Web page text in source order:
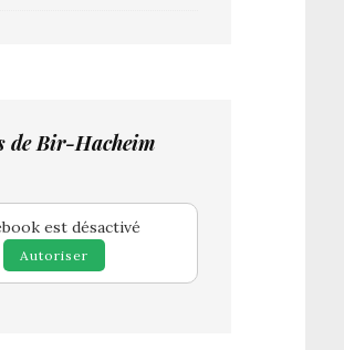
de Bir-Hacheim
est désactivé
Autoriser